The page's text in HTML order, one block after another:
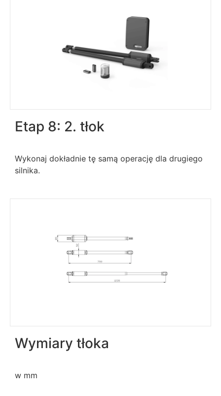
Etap 8: 2. tłok
Wykonaj dokładnie tę samą operację dla drugiego
silnika.
Wymiary tłoka
w mm